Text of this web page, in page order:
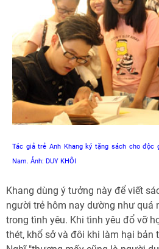
Tác giả trẻ Anh Khang ký tặng sách cho độc
Nam. Ảnh: DUY KHÔI
Khang dùng ý tưởng này để viết
người trẻ hôm nay dường như quá
trong tình yêu. Khi tình yêu đổ vỡ
thét, khổ sở và đôi khi làm hại bản